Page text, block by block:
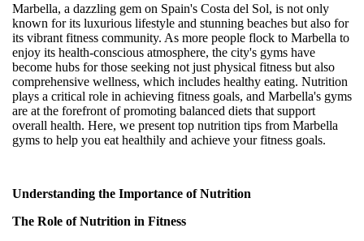
Marbella, a dazzling gem on Spain's Costa del Sol, is not only
known for its luxurious lifestyle and stunning beaches but also for
its vibrant fitness community. As more people flock to Marbella to
enjoy its health-conscious atmosphere, the city's gyms have
become hubs for those seeking not just physical fitness but also
comprehensive wellness, which includes healthy eating. Nutrition
plays a critical role in achieving fitness goals, and Marbella's gyms
are at the forefront of promoting balanced diets that support
overall health. Here, we present top nutrition tips from Marbella
gyms to help you eat healthily and achieve your fitness goals.
Understanding the Importance of Nutrition
The Role of Nutrition in Fitness